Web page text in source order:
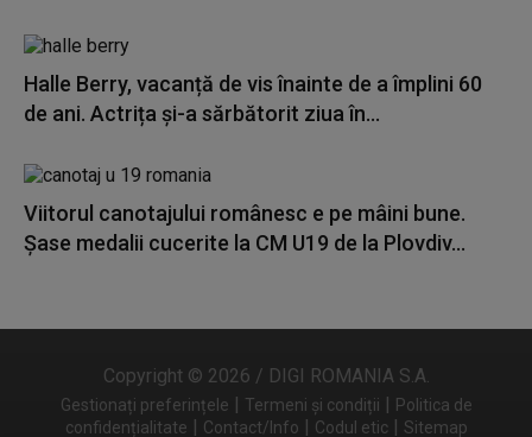
Halle Berry, vacanță de vis înainte de a împlini 60
de ani. Actrița și-a sărbătorit ziua în...
Viitorul canotajului românesc e pe mâini bune.
Șase medalii cucerite la CM U19 de la Plovdiv...
Copyright © 2026 / DIGI ROMANIA S.A.
Gestionați preferințele | Termeni și condiții | Politica de
confidențialitate | Contact/Info | Codul etic | Sitemap